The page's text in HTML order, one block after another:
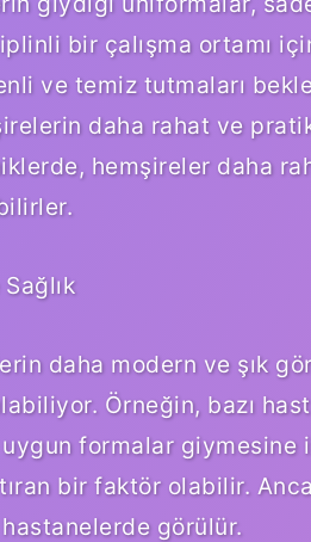
bir çalışma ortamı
ve temiz tutmaları
daha rahat ve
hemşireler daha
daha modern ve şık
Örneğin, bazı
formalar giymesine
bir faktör olabilir.
görülür.